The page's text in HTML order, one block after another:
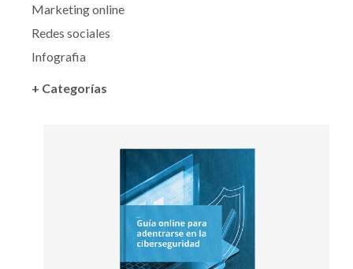
Marketing online
Redes sociales
Infografia
+ Categorías